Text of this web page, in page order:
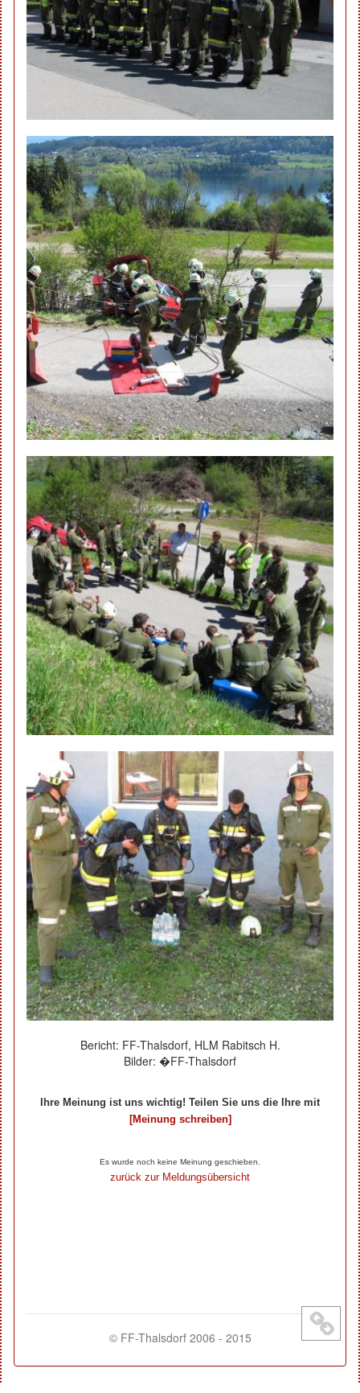
Bericht: FF-Thalsdorf, HLM Rabitsch H.
Bilder: �FF-Thalsdorf
Ihre Meinung ist uns wichtig! Teilen Sie uns die Ihre mit
[Meinung schreiben]
Es wurde noch keine Meinung geschieben.
zurück zur Meldungsübersicht
© FF-Thalsdorf 2006 - 2015